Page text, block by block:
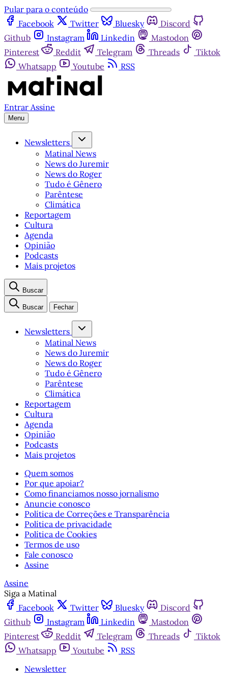
Pular para o conteúdo
Facebook
Twitter Bluesky
Discord
Github
Instagram Linkedin
Mastodon
Pinterest
Reddit Telegram Threads
Tiktok
Whatsapp
Youtube RSS
Entrar Assine
Menu
Newsletters
Matinal News
News do Juremir
News do Roger
Tudo é Gênero
Parêntese
Climática
Reportagem
Cultura
Agenda
Opinião
Podcasts
Mais projetos
Buscar
Buscar Fechar
Newsletters
Matinal News
News do Juremir
News do Roger
Tudo é Gênero
Parêntese
Climática
Reportagem
Cultura
Agenda
Opinião
Podcasts
Mais projetos
Quem somos
Por que apoiar?
Como financiamos nosso jornalismo
Anuncie conosco
Política de Correções e Transparência
Política de privacidade
Política de Cookies
Termos de uso
Fale conosco
Assine
Assine
Siga a Matinal
Facebook
Twitter Bluesky
Discord
Github
Instagram Linkedin
Mastodon
Pinterest
Reddit Telegram Threads
Tiktok
Whatsapp
Youtube
RSS
Newsletter